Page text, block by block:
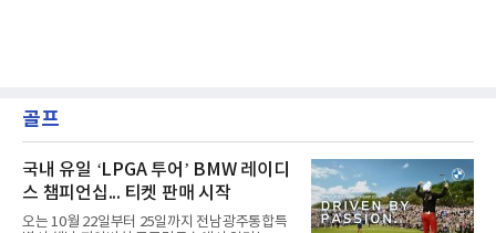
골프
국내 유일 ‘LPGA 투어’ BMW 레이디
스 챔피언십... 티켓 판매 시작
오는 10월 22일부터 25일까지 전남광주통합특